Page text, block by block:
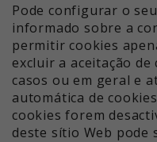
Pode configurar o
informado sobre a
permitir cookies
excluir a aceitação
casos ou em geral e
automática de
cookies forem
deste sítio Web pode